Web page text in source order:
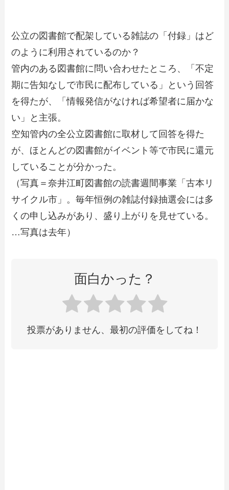
公立の図書館で配架している雑誌の「付録」はど
のように利用されているのか？
管内のある図書館に問い合わせたところ、「不定
期に告知なしで市民に配布している」という回答
を得たが、「情報発信がなければ希望者に届かな
い」と主張。
空知管内の全公立図書館に取材して回答を得た
が、ほとんどの図書館がイベント等で市民に還元
していることが分かった。
（写真＝奈井江町図書館の読書週間事業「古本リ
サイクル市」。毎年恒例の雑誌付録抽選会には多
くの申し込みがあり、盛り上がりを見せている。
…写真は去年）
面白かった？
投票がありません、最初の評価をしてね！